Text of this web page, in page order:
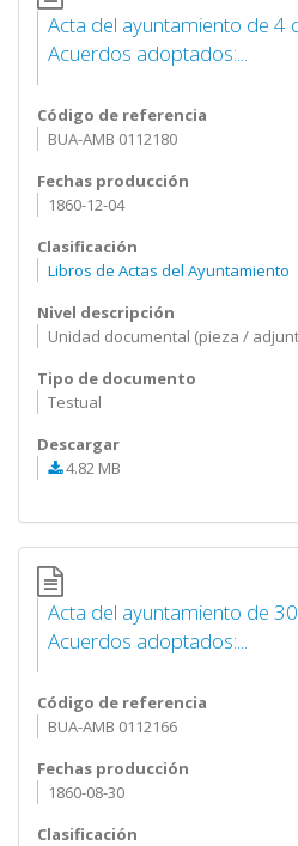
Acta del ayuntamiento de 4
Acuerdos adoptados:...
Código de referencia
BUA-AMB 0112180
Fechas producción
1860-12-04
Clasificación
Libros de Actas del Ayuntamiento
Nivel descripción
Unidad documental (pieza /
Tipo de documento
Testual
Descargar
4.82 MB
Acta del ayuntamiento de
Acuerdos adoptados:...
Código de referencia
BUA-AMB 0112166
Fechas producción
1860-08-30
Clasificación